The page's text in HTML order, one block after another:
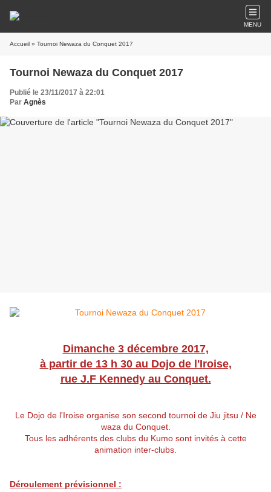
MENU
Accueil » Tournoi Newaza du Conquet 2017
Tournoi Newaza du Conquet 2017
Publié le 23/11/2017 à 22:01
Par Agnès
Dimanche 3 décembre 2017,
à partir de 13 h 30 au Dojo de l'Iroise,
rue J.F Kennedy au Conquet.
Le Dojo de l'Iroise organise son second tournoi de Jiu jitsu / Ne
waza du Conquet.
Tous lesadhérents des clubs du Kumo sont invités à cette
animation inter-clubs.
Déroulement prévisionnel :